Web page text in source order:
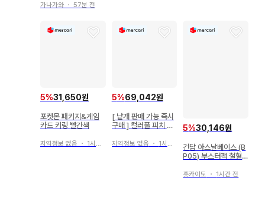
가나가와 ・ 57분 전
5%31,650원
포켓몬 패키지&게임
카드 키링 빨간색
지역정보 없음 ・ 1시간 전
5%69,042원
[ 낱개 판매 가능 즉시
구매 ] 컬러풀 피치 루
세트
지역정보 없음 ・ 1시간 전
5%30,146원
건담 아스날베이스 (B
P05) 부스터팩 철혈
(U레어) 10
홋카이도 ・ 1시간 전